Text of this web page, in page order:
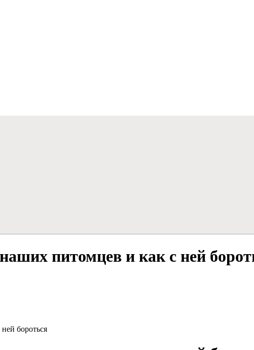
питомцев и как с ней
бороться